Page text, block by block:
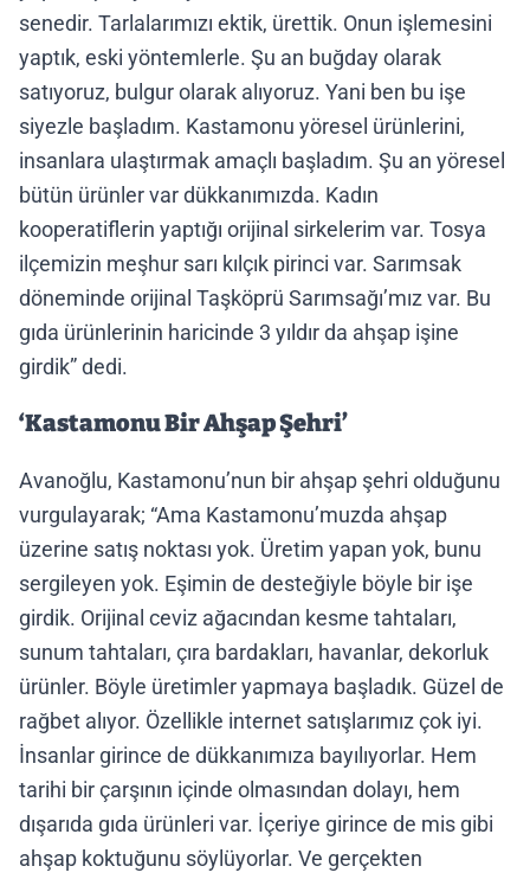
senedir. Tarlalarımızı ektik, ürettik. Onun işlemesini
yaptık, eski yöntemlerle. Şu an buğday olarak
satıyoruz, bulgur olarak alıyoruz. Yani ben bu işe
siyezle başladım. Kastamonu yöresel ürünlerini,
insanlara ulaştırmak amaçlı başladım. Şu an yöresel
bütün ürünler var dükkanımızda. Kadın
kooperatiflerin yaptığı orijinal sirkelerim var. Tosya
ilçemizin meşhur sarı kılçık pirinci var. Sarımsak
döneminde orijinal Taşköprü Sarımsağı’mız var. Bu
gıda ürünlerinin haricinde 3 yıldır da ahşap işine
girdik” dedi.
‘Kastamonu Bir Ahşap Şehri’
Avanoğlu, Kastamonu’nun bir ahşap şehri olduğunu
vurgulayarak; “Ama Kastamonu’muzda ahşap
üzerine satış noktası yok. Üretim yapan yok, bunu
sergileyen yok. Eşimin de desteğiyle böyle bir işe
girdik. Orijinal ceviz ağacından kesme tahtaları,
sunum tahtaları, çıra bardakları, havanlar, dekorluk
ürünler. Böyle üretimler yapmaya başladık. Güzel de
rağbet alıyor. Özellikle internet satışlarımız çok iyi.
İnsanlar girince de dükkanımıza bayılıyorlar. Hem
tarihi bir çarşının içinde olmasından dolayı, hem
dışarıda gıda ürünleri var. İçeriye girince de mis gibi
ahşap koktuğunu söylüyorlar. Ve gerçekten